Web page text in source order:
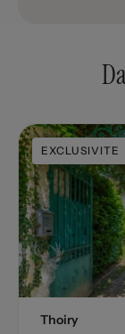
EXCLUSIVITE
Thoiry